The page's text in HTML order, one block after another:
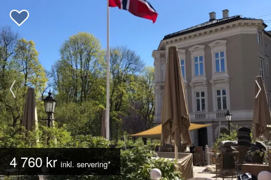
4 760 krinkl. servering*